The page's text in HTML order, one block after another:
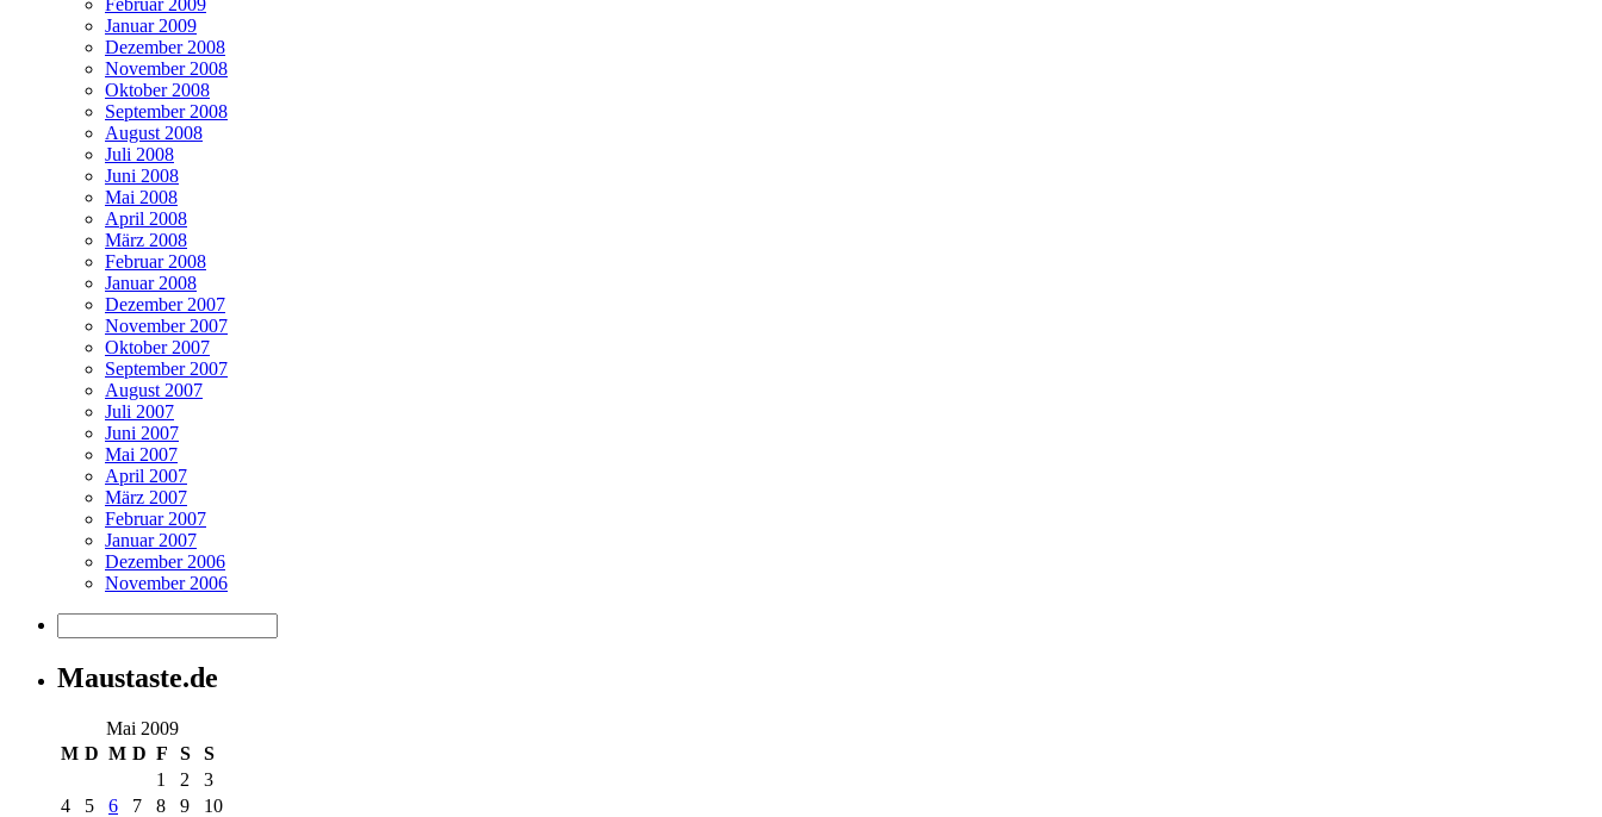
Januar 2009
Dezember 2008
November 2008
Oktober 2008
September 2008
August 2008
Juli 2008
Juni 2008
Mai 2008
April 2008
März 2008
Februar 2008
Januar 2008
Dezember 2007
November 2007
Oktober 2007
September 2007
August 2007
Juli 2007
Juni 2007
Mai 2007
April 2007
März 2007
Februar 2007
Januar 2007
Dezember 2006
November 2006
Maustaste.de
Mai 2009
M D M D F S
S
1
2
3
4
5 6 7 8 9
10